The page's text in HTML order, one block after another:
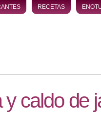
RECETAS
caldo de